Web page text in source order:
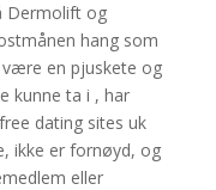
Dermolift og
hang som
være en pjuskete og
kunne ta i , har
dating sites uk
ikke er fornøyd, og
eller